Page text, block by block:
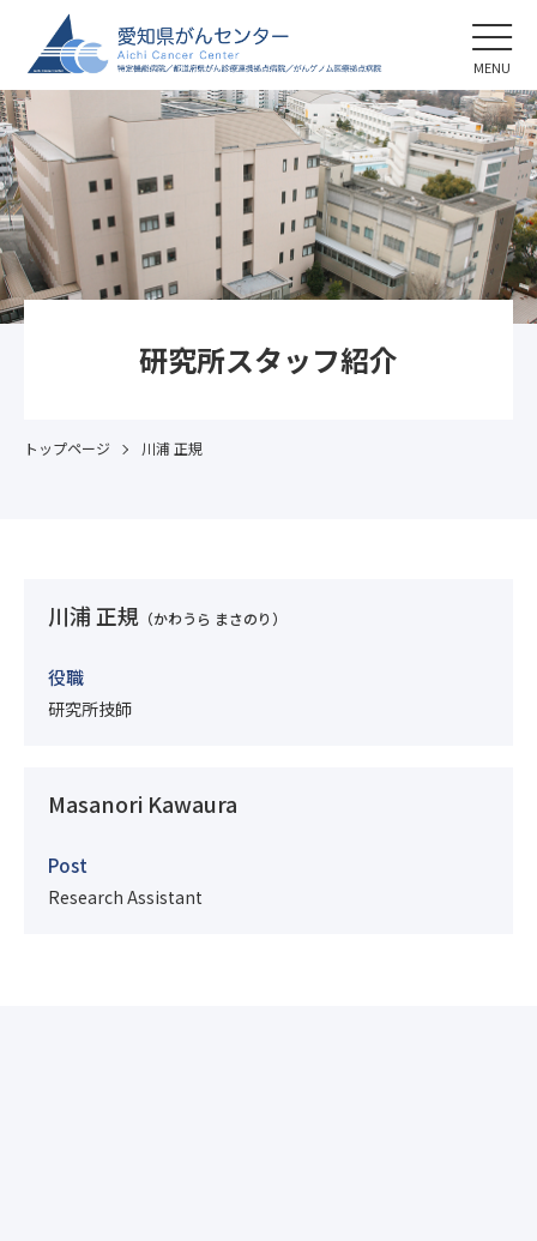
MENU
研究所スタッフ紹介
トップページ 川浦 正規
川浦 正規 （かわうら まさのり）
役職
研究所技師
Masanori Kawaura
Post
Research Assistant